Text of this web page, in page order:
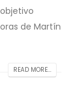
de Martín
READ MORE...